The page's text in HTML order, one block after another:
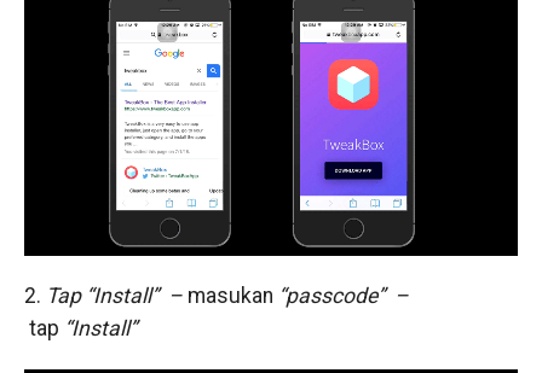
2. Tap “Install” – masukan “passcode” –
tap “Install”